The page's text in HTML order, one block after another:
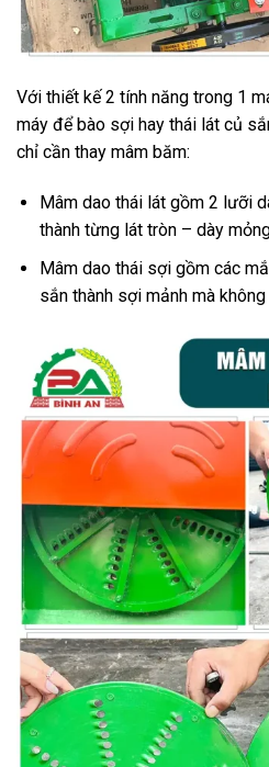
Với thiết kế 2 tính năng trong 1
máy để bào sợi hay thái lát củ
chỉ cần thay mâm băm:
Mâm dao thái lát gồm 2 lưỡi
thành từng lát tròn – dày
Mâm dao thái sợi gồm các
sắn thành sợi mảnh mà